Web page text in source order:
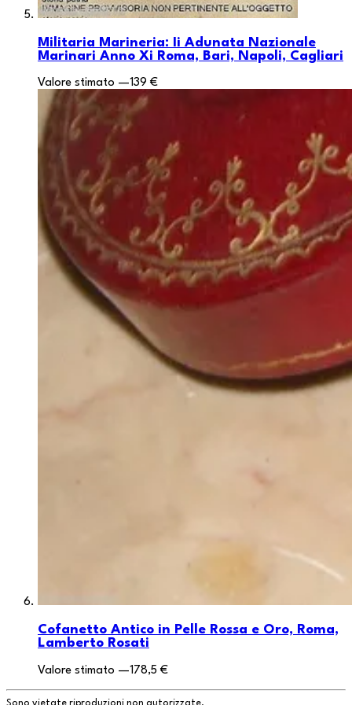
Militaria Marineria: Ii Adunata Nazionale
Marinari Anno Xi Roma, Bari, Napoli, Cagliari
Valore stimato —139 €
Cofanetto Antico in Pelle Rossa e Oro, Roma,
Lamberto Rosati
Valore stimato —178,5 €